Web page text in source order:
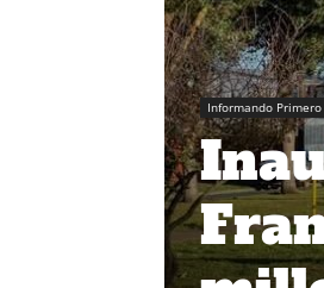
Informando Primero